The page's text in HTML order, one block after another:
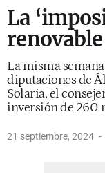
La
La misma
diputaciones de
Solaria, el
inversión de 260
21 septiembre, 2024